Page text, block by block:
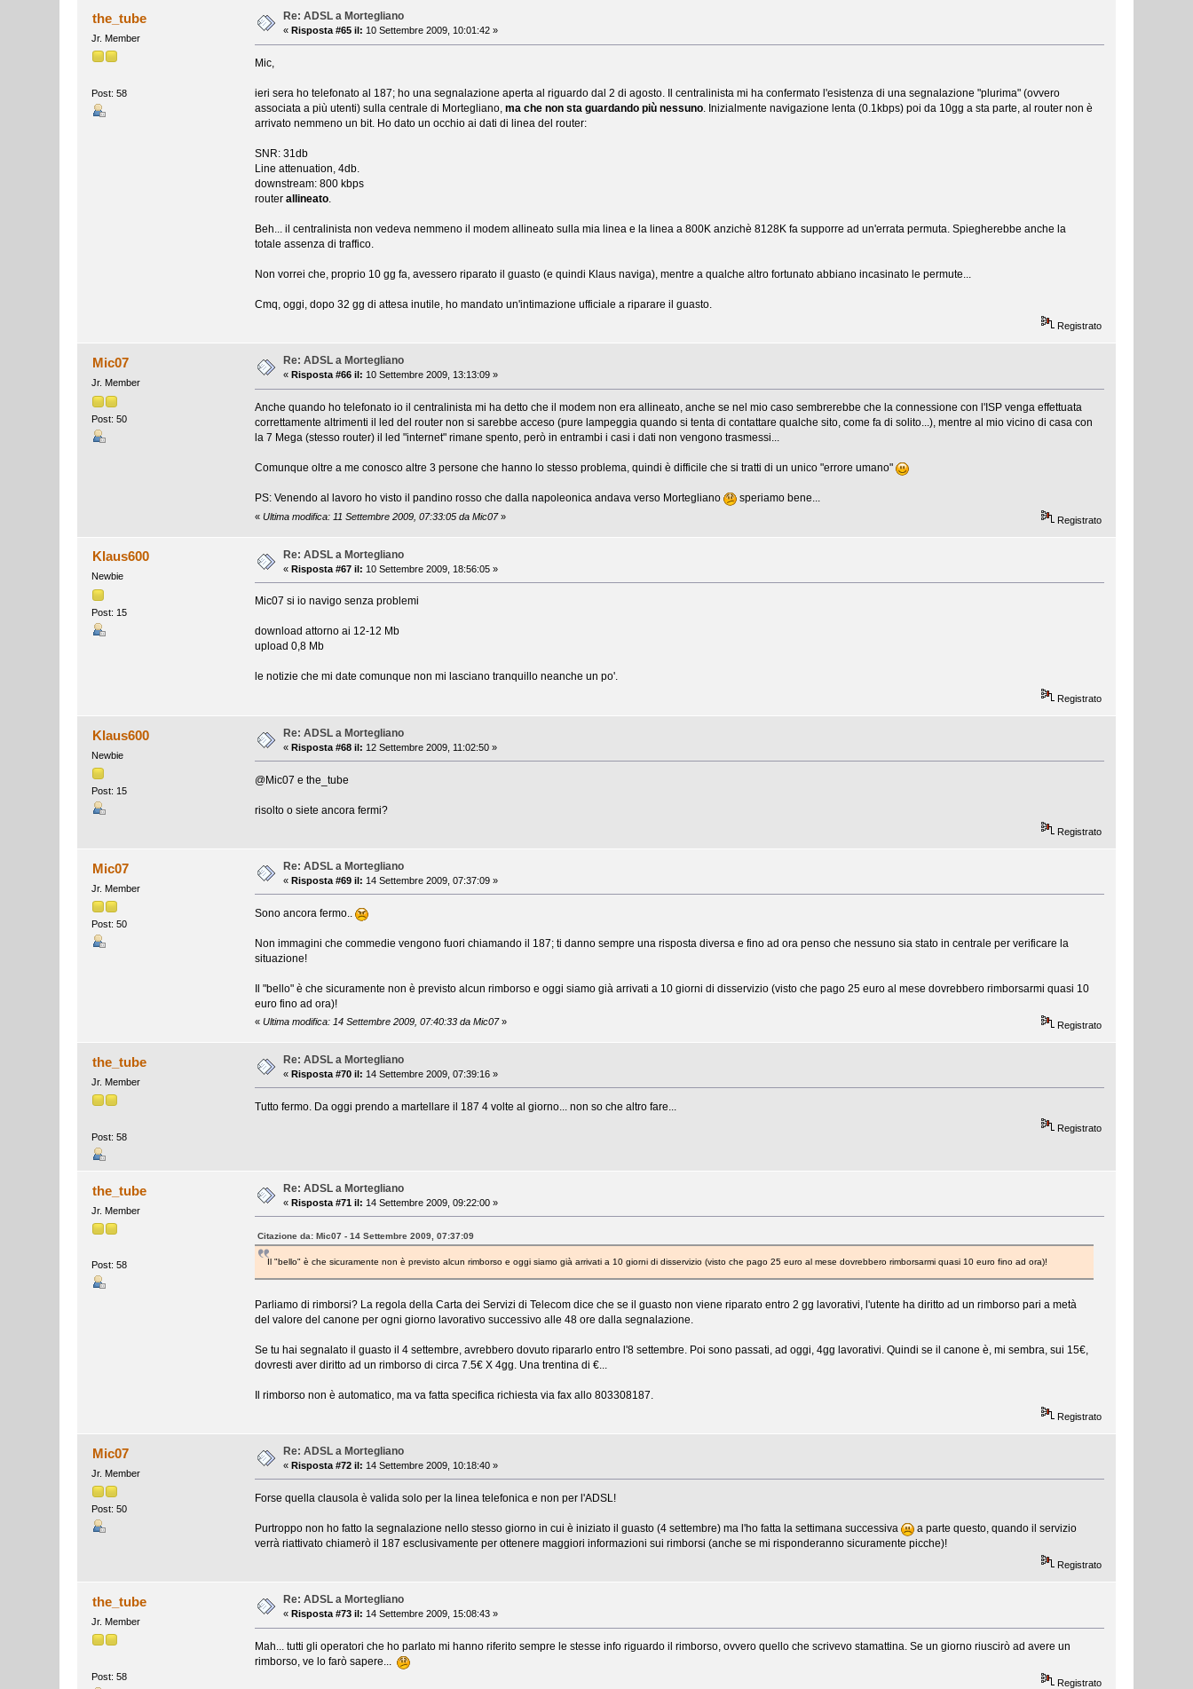
the_tube
Jr. Member
Post: 58
Re: ADSL a Mortegliano
«Risposta #65 il: 10 Settembre 2009, 10:01:42 »
Mic,
ieri sera ho telefonato al 187; ho una segnalazione aperta al riguardo dal 2 di agosto. Il centralinista mi ha confermato l'esistenza di una segnalazione "plurima" (ovvero
associata a più utenti) sulla centrale di Mortegliano, ma che non sta guardando più nessuno. Inizialmente navigazione lenta (0.1kbps) poi da 10gg a sta parte, al router non è
arrivato nemmeno un bit. Ho dato un occhio ai dati di linea del router:
SNR: 31db
Line attenuation, 4db.
downstream: 800 kbps
router allineato.
Beh... il centralinista non vedeva nemmeno il modem allineato sulla mia linea e la linea a 800K anzichè 8128K fa supporre ad un'errata permuta. Spiegherebbe anche la
totale assenza di traffico.
Non vorrei che, proprio 10 gg fa, avessero riparato il guasto (e quindi Klaus naviga), mentre a qualche altro fortunato abbiano incasinato le permute...
Cmq, oggi, dopo 32 gg di attesa inutile, ho mandato un'intimazione ufficiale a riparare il guasto.
Registrato
Mic07
Jr. Member
Post: 50
Re: ADSL a Mortegliano
« Risposta #66 il: 10 Settembre 2009, 13:13:09 »
Anche quando ho telefonato io il centralinista mi ha detto che il modem non era allineato, anche se nel mio caso sembrerebbe che la connessione con l'ISP venga effettuata
correttamente altrimenti il led del router non si sarebbe acceso (pure lampeggia quando si tenta di contattare qualche sito, come fa di solito...), mentre al mio vicino di casa con
la 7 Mega (stesso router) il led "internet" rimane spento, però in entrambi i casi i dati non vengono trasmessi...
Comunque oltre a me conosco altre 3 persone che hanno lo stesso problema, quindi è difficile che si tratti di un unico "errore umano"
PS: Venendo al lavoro ho visto il pandino rosso che dalla napoleonica andava verso Mortegliano speriamo bene...
« Ultima modifica: 11 Settembre 2009, 07:33:05 da Mic07» Registrato
Klaus600
Newbie
Post: 15
Re: ADSL a Mortegliano
«Risposta #67 il: 10 Settembre 2009, 18:56:05 »
Mic07 si io navigo senza problemi
download attorno ai 12-12 Mb
upload 0,8 Mb
le notizie che mi date comunque non mi lasciano tranquillo neanche un po'.
Registrato
Klaus600
Newbie
Post: 15
Re: ADSL a Mortegliano
«Risposta #68 il: 12 Settembre 2009, 11:02:50 »
@Mic07 e the_tube
risolto o siete ancora fermi?
Registrato
Mic07
Jr. Member
Post: 50
Re: ADSL a Mortegliano
«Risposta #69 il: 14 Settembre 2009, 07:37:09 »
Sono ancora fermo..
Non immagini che commedie vengono fuori chiamando il 187; ti danno sempre una risposta diversa e fino ad ora penso che nessuno sia stato in centrale per verificare la
situazione!
Il "bello" è che sicuramente non è previsto alcun rimborso e oggi siamo già arrivati a 10 giorni di disservizio (visto che pago 25 euro al mese dovrebbero rimborsarmi quasi 10
euro fino ad ora)!
« Ultima modifica: 14 Settembre 2009, 07:40:33 da Mic07» Registrato
the_tube
Jr. Member
Post: 58
Re: ADSL a Mortegliano
«Risposta #70 il: 14 Settembre 2009, 07:39:16 »
Tutto fermo. Da oggi prendo a martellare il 187 4 volte al giorno... non so che altro fare...
Registrato
the_tube
Jr. Member
Post: 58
Re: ADSL a Mortegliano
«Risposta #71 il: 14 Settembre 2009, 09:22:00 »
Citazione da: Mic07 - 14 Settembre 2009, 07:37:09
Il "bello" è che sicuramente non è previsto alcun rimborso e oggi siamo già arrivati a 10 giorni di disservizio (visto che pago 25 euro al mese dovrebbero rimborsarmi quasi 10 euro fino ad ora)!
Parliamo di rimborsi? La regola della Carta dei Servizi di Telecom dice che se il guasto non viene riparato entro 2 gg lavorativi, l'utente ha diritto ad un rimborso pari a metà
del valore del canone per ogni giorno lavorativo successivo alle 48 ore dalla segnalazione.
Se tu hai segnalato il guasto il 4 settembre, avrebbero dovuto ripararlo entro l'8 settembre. Poi sono passati, ad oggi, 4gg lavorativi. Quindi se il canone è, mi sembra, sui 15€,
dovresti aver diritto ad un rimborso di circa 7.5€ X 4gg. Una trentina di €...
Il rimborso non è automatico, ma va fatta specifica richiesta via fax allo 803308187.
Registrato
Mic07
Jr. Member
Post: 50
Re: ADSL a Mortegliano
«Risposta #72 il: 14 Settembre 2009, 10:18:40 »
Forse quella clausola è valida solo per la linea telefonica e non per l'ADSL!
Purtroppo non ho fatto la segnalazione nello stesso giorno in cui è iniziato il guasto (4 settembre) ma l'ho fatta la settimana successiva
a parte questo, quando il servizio
verrà riattivato chiamerò il 187 esclusivamente per ottenere maggiori informazioni sui rimborsi (anche se mi risponderanno sicuramente picche)!
Registrato
the_tube
Jr. Member
Post: 58
Re: ADSL a Mortegliano
«Risposta #73 il: 14 Settembre 2009, 15:08:43 »
Mah... tutti gli operatori che ho parlato mi hanno riferito sempre le stesse info riguardo il rimborso, ovvero quello che scrivevo stamattina. Se un giorno riuscirò ad avere un
rimborso, ve lo farò sapere...
Registrato